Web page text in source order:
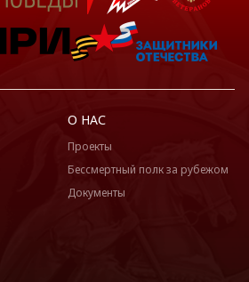
О НАС
Проекты
Бессмертный полк за рубежом
Документы